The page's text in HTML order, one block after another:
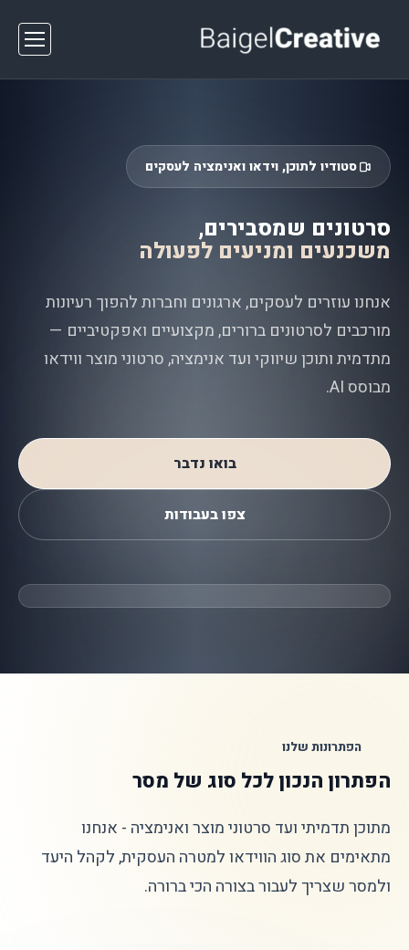
סטודיו לתוכן, וידאו ואנימציה לעסקים
סרטונים שמסבירים,
משכנעים ומניעים לפעולה
אנחנו עוזרים לעסקים, ארגונים וחברות להפוך רעיונות
מורכבים לסרטונים ברורים, מקצועיים ואפקטיביים —
מתדמית ותוכן שיווקי ועד אנימציה, סרטוני מוצר ווידאו
מבוסס AI.
בואו נדבר
צפו בעבודות
הפתרונות שלנו
הפתרון הנכון לכל סוג של מסר
מתוכן תדמיתי ועד סרטוני מוצר ואנימציה - אנחנו
מתאימים את סוג הווידאו למטרה העסקית, לקהל היעד
ולמסר שצריך לעבור בצורה הכי ברורה.